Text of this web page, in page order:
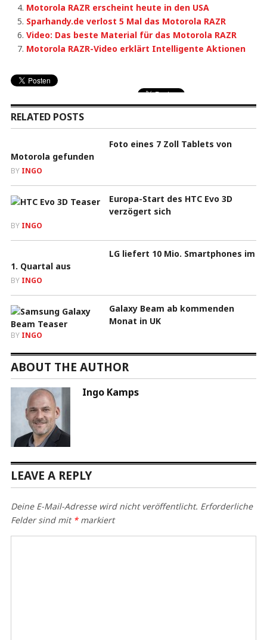
Motorola RAZR erscheint heute in den USA
Sparhandy.de verlost 5 Mal das Motorola RAZR
Video: Das beste Material für das Motorola RAZR
Motorola RAZR-Video erklärt Intelligente Aktionen
RELATED POSTS
Foto eines 7 Zoll Tablets von
Motorola gefunden
BY INGO
Europa-Start des HTC Evo 3D
verzögert sich
BY INGO
LG liefert 10 Mio. Smartphones im
1. Quartal aus
BY INGO
Galaxy Beam ab kommenden
Monat in UK
BY INGO
ABOUT THE AUTHOR
Ingo Kamps
LEAVE A REPLY
Deine E-Mail-Adresse wird nicht veröffentlicht. Erforderliche
Felder sind mit *markiert